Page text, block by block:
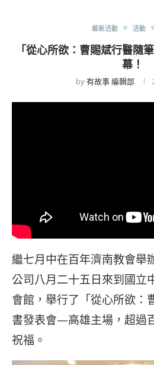
最新活動 活動
「從心所欲：曹賜斌行醫隨
幕！
by有故事 編輯部
繼七月中在百年濟南教會舉
公司八月二十五日來到國立
會館，舉行了「從心所欲：
書發表會—高雄主場，超過
祝福。